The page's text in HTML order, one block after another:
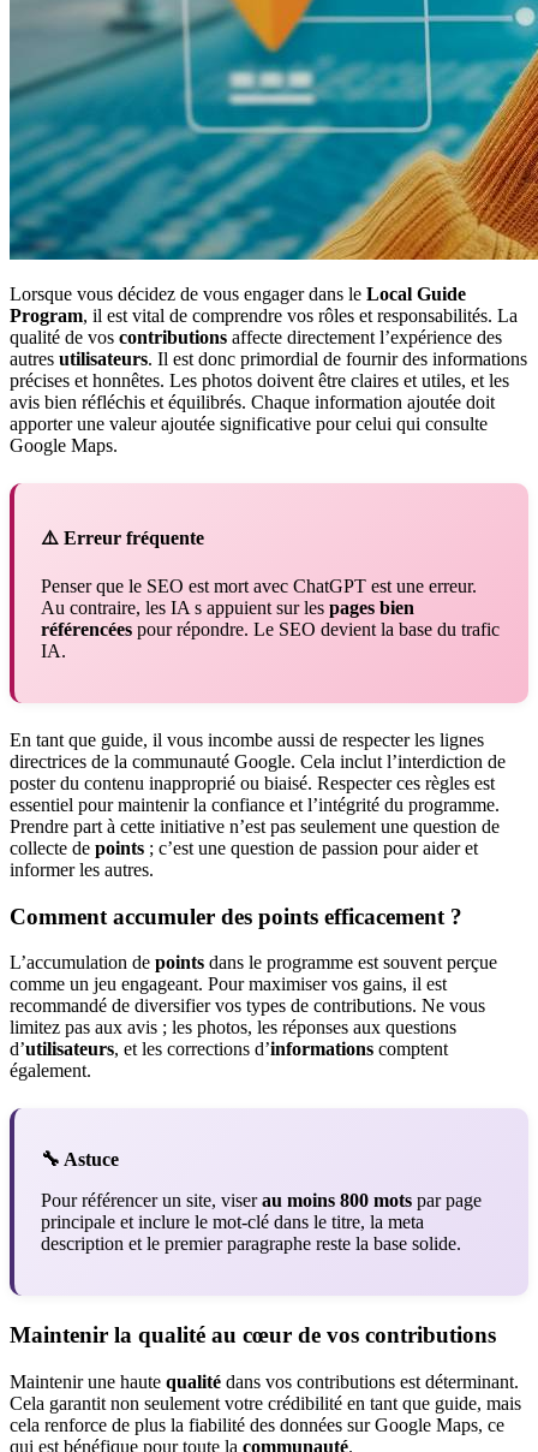
Lorsque vous décidez de vous engager dans le Local Guide
Program, il est vital de comprendre vos rôles et responsabilités. La
qualité de vos contributions affecte directement l’expérience des
autres utilisateurs. Il est donc primordial de fournir des informations
précises et honnêtes. Les photos doivent être claires et utiles, et les
avis bien réfléchis et équilibrés. Chaque information ajoutée doit
apporter une valeur ajoutée significative pour celui qui consulte
Google Maps.
⚠️ Erreur fréquente
Penser que le SEO est mort avec ChatGPT est une erreur.
Au contraire, les IA s appuient sur les pages bien
référencées pour répondre. Le SEO devient la base du trafic
IA.
En tant que guide, il vous incombe aussi de respecter les lignes
directrices de la communauté Google. Cela inclut l’interdiction de
poster du contenu inapproprié ou biaisé. Respecter ces règles est
essentiel pour maintenir la confiance et l’intégrité du programme.
Prendre part à cette initiative n’est pas seulement une question de
collecte de points ; c’est une question de passion pour aider et
informer les autres.
Comment accumuler des points efficacement ?
L’accumulation de points dans le programme est souvent perçue
comme un jeu engageant. Pour maximiser vos gains, il est
recommandé de diversifier vos types de contributions. Ne vous
limitez pas aux avis ; les photos, les réponses aux questions
d’utilisateurs, et les corrections d’informations comptent
également.
🔧 Astuce
Pour référencer un site, viserau moins 800 mots par page
principale et inclure le mot-clé dans le titre, la meta
description et le premier paragraphe reste la base solide.
Maintenir la qualité au cœur de vos contributions
Maintenir une haute qualité dans vos contributions est déterminant.
Cela garantit non seulement votre crédibilité en tant que guide, mais
cela renforce de plus la fiabilité des données sur Google Maps, ce
qui est bénéfique pour toute la communauté.